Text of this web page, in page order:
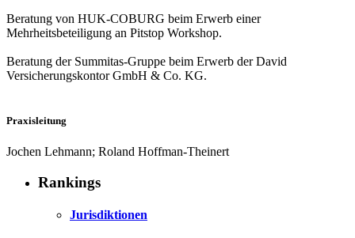
Beratung von HUK-COBURG beim Erwerb einer
Mehrheitsbeteiligung an Pitstop Workshop.
Beratung der Summitas-Gruppe beim Erwerb der David
Versicherungskontor GmbH & Co. KG.
Praxisleitung
Jochen Lehmann; Roland Hoffman-Theinert
Rankings
Jurisdiktionen